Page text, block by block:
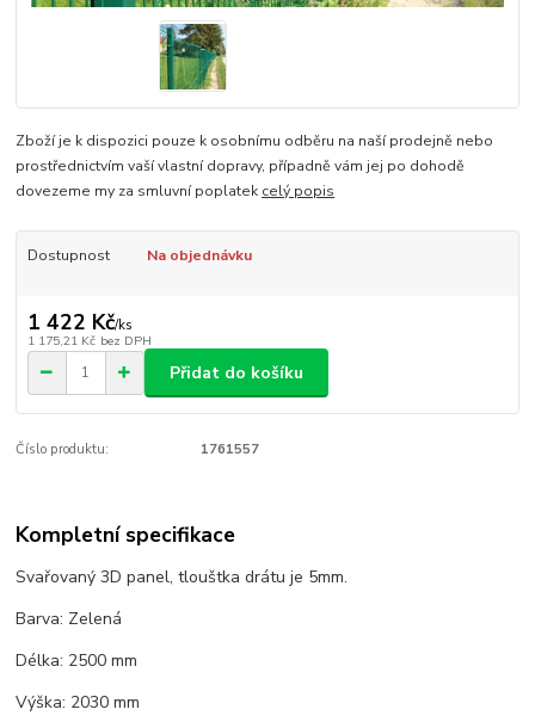
Zboží je k dispozici pouze k osobnímu odběru na naší prodejně nebo
prostřednictvím vaší vlastní dopravy, případně vám jej po dohodě
dovezeme my za smluvní poplatek celý popis
Dostupnost Na objednávku
1 422 Kč/ks
1 175,21 Kč bez DPH
Přidat do košíku
Číslo produktu: 1761557
Kompletní specifikace
Svařovaný 3D panel, tlouštka drátu je 5mm.
Barva: Zelená
Délka: 2500 mm
Výška: 2030 mm